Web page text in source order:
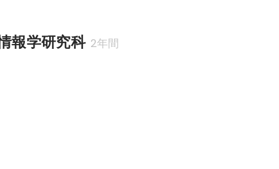
報学研究科 2年間